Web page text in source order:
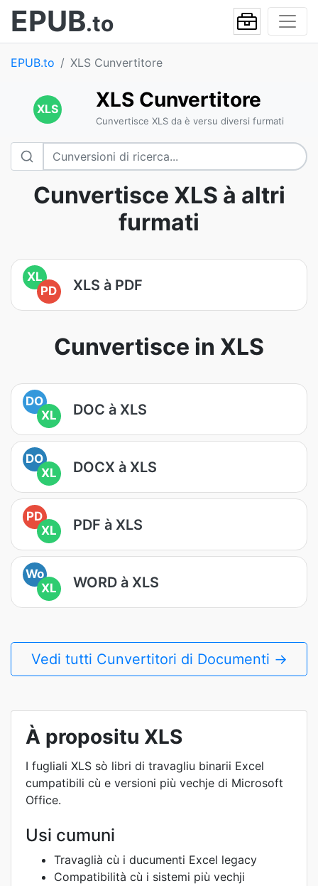
EPUB.to
EPUB.to XLS Cunvertitore
XLS XLS Cunvertitore
Cunvertisce XLS da è versu diversi furmati
Cunvertisce XLS à altri
furmati
XL
PD
XLS à PDF
Cunvertisce in XLS
DO
XL
DOC à XLS
DO
XL
DOCX à XLS
PD
XL
PDF à XLS
Wo
XL
WORD à XLS
Vedi tutti Cunvertitori di Documenti →
À propositu XLS
I fugliali XLS sò libri di travagliu binarii Excel
cumpatibili cù e versioni più vechje di Microsoft
Office.
Usi cumuni
Travaglià cù i ducumenti Excel legacy
Compatibilità cù i sistemi più vechji